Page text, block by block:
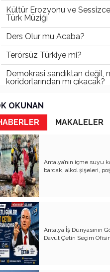
Kültür Erozyonu ve
Türk Müziği
Ders Olur mu Acaba?
Terörsüz Türkiye mi?
Demokrasi sandıktan değil,
koridorlarından mı çıkacak?
Gazetecinin kaderi!..
Turizmde Herşey Dahil
tartışılmalı
MB Başkanı ve Şimşek’e
Padişahın Vergi Deneyi!..
Erdoğan ve Özel’e açık
Bahçeli siyasetin zirvesine
Artık yeter!.. Başka Antalya
Milli Eğitim cemaatlere mi
ediliyor?
Liyakatın Gözyaşları!..
OKUNAN
MAKALELER
Antalya’nın içme suyu
bardak, alkol şişeleri,
Antalya İş Dünyasının
Davut Çetin Seçim